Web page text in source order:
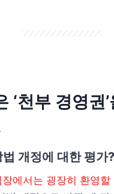
‘천부 경영권
개정에 대한 평가?
에서는 굉장히 환영할